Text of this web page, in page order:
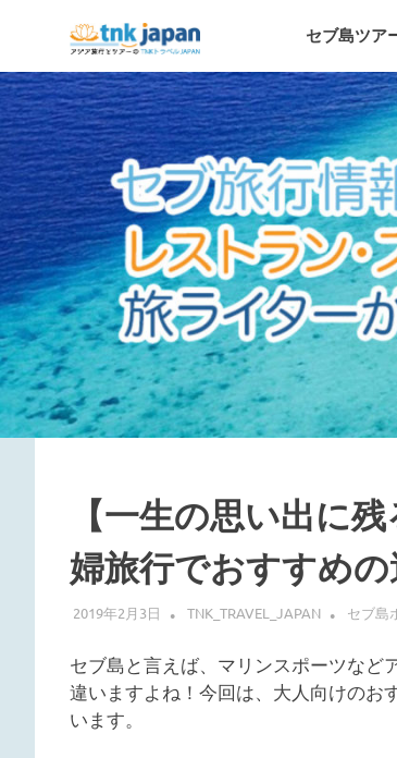
ン
ツ
へ
ス
キ
ッ
プ
ブ
旅
行
情
報
と
ュ
ノ
ー
ト
ラ
ベ
ル
JAPAN
が
運
営
す
る
セ
ブ
島
情
報
サ
す。
セブ島ツア
【一生の思い出に
婦旅行でおすすめの
2019年2月3日 TNK_TRAVEL_JAPAN セブ島
セブ島と言えば、マリンスポーツなど
違いますよね！今回は、大人向けのお
います。